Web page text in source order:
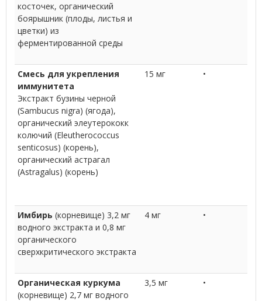
косточек, органический
боярышник (плоды, листья и
цветки) из
ферментированной среды
Смесь для укрепления
иммунитета
Экстракт бузины черной
(Sambucus nigra) (ягода),
органический элеутерококк
колючий (Eleutherococcus
senticosus) (корень),
органический астрагал
(Astragalus) (корень)
15 мг •
Имбирь (корневище) 3,2 мг
водного экстракта и 0,8 мг
органического
сверхкритического экстракта
4 мг •
Органическая куркума
(корневище) 2,7 мг водного
3,5 мг •